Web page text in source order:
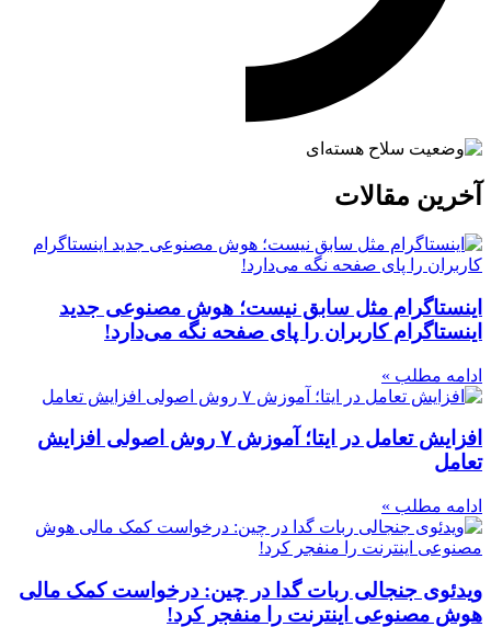
آخرین مقالات
اینستاگرام مثل سابق نیست؛ هوش مصنوعی جدید
اینستاگرام کاربران را پای صفحه نگه می‌دارد!
ادامه مطلب »
افزایش تعامل در ایتا؛ آموزش ۷ روش اصولی افزایش
تعامل
ادامه مطلب »
ویدئوی جنجالی ربات گدا در چین: درخواست کمک مالی
هوش مصنوعی اینترنت را منفجر کرد!